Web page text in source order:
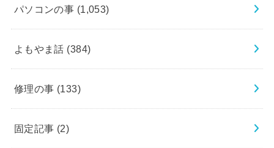
パソコンの事 (1,053)
よもやま話 (384)
修理の事 (133)
固定記事 (2)